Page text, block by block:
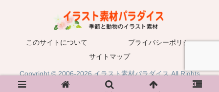
このサイトについて
プライバシーポリシー
サイトマップ
Copyright © 2006-2026 イラスト素材パラダイス All Rights
Reserved.